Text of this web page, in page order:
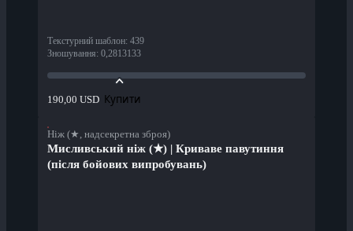
Текстурний шаблон: 439
Зношування: 0,2813133
190,00 USD Купити
Ніж (★, надсекретна зброя)
Мисливський ніж (★) | Криваве павутиння
(після бойових випробувань)